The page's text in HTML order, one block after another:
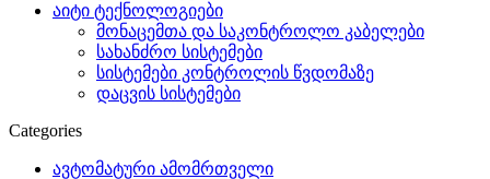
აიტი ტექნოლოგიები
მონაცემთა და საკონტროლო კაბელები
სახანძრო სისტემები
სისტემები კონტროლის წვდომაზე
დაცვის სისტემები
Categories
ავტომატური ამომრთველი